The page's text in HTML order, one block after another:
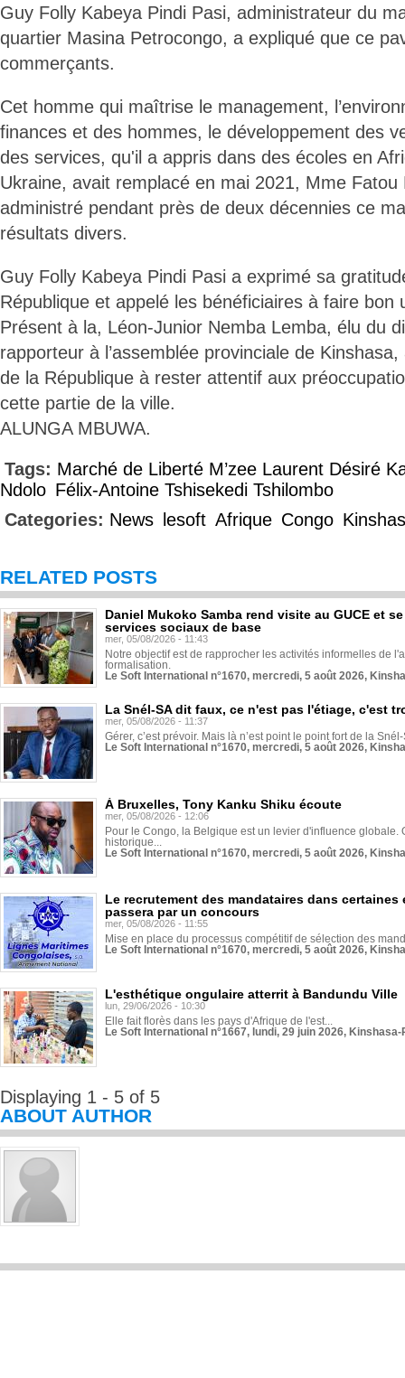
Guy Folly Kabeya Pindi Pasi, administrateur du
quartier Masina Petrocongo, a expliqué que ce
commerçants.
Cet homme qui maîtrise le management,
finances et des hommes, le développement des
des services, qu'il a appris dans des écoles en
Ukraine, avait remplacé en mai 2021, Mme Fatou
administré pendant près de deux décennies ce
résultats divers.
Guy Folly Kabeya Pindi Pasi a exprimé sa
République et appelé les bénéficiaires à faire
Présent à la, Léon-Junior Nemba Lemba, élu du
rapporteur à l’assemblée provinciale de
de la République à rester attentif aux
cette partie de la ville.
ALUNGA MBUWA.
Tags: Marché de Liberté M’zee Laurent Désiré
Ndolo Félix-Antoine Tshisekedi Tshilombo
Categories: News lesoft Afrique Congo
RELATED POSTS
Daniel Mukoko Samba rend visite au GUCE et
services sociaux de base
mer, 05/08/2026 - 11:43
Notre objectif est de rapprocher les activités informelles de
formalisation.
Le Soft International n°1670, mercredi, 5 août 2026,
La Snél-SA dit faux, ce n'est pas l'étiage, c'est
mer, 05/08/2026 - 11:37
Gérer, c’est prévoir. Mais là n’est point le point fort de la
Le Soft International n°1670, mercredi, 5 août 2026,
À Bruxelles, Tony Kanku Shiku écoute
mer, 05/08/2026 - 12:06
Pour le Congo, la Belgique est un levier d'influence globale.
historique...
Le Soft International n°1670, mercredi, 5 août 2026,
Le recrutement des mandataires dans
passera par un concours
mer, 05/08/2026 - 11:55
Mise en place du processus compétitif de sélection des
Le Soft International n°1670, mercredi, 5 août 2026,
L'esthétique ongulaire atterrit à Bandundu Ville
lun, 29/06/2026 - 10:30
Elle fait florès dans les pays d'Afrique de l'est...
Le Soft International n°1667, lundi, 29 juin 2026,
Displaying 1 - 5 of 5
ABOUT AUTHOR